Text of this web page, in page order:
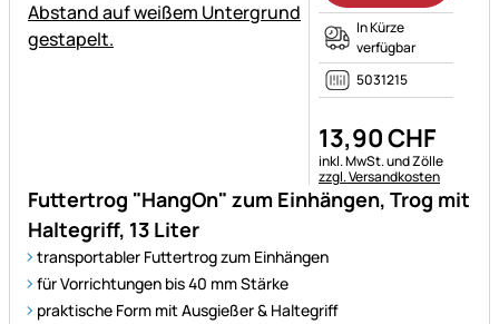
Futtertrog "HangOn" zum Einhängen, Trog mit
Haltegriff, 13 Liter
transportabler Futtertrog zum Einhängen
für Vorrichtungen bis 40 mm Stärke
praktische Form mit Ausgießer & Haltegriff
In Kürze
verfügbar
5031215
13,90CHF
Steuerhinweis:
inkl. MwSt. und Zölle
zzgl. Versandkosten